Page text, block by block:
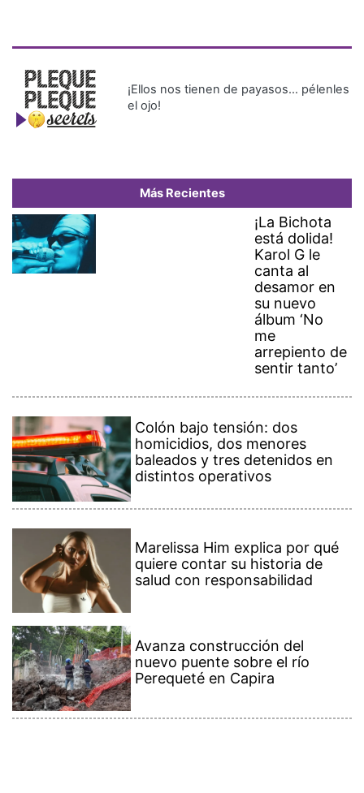
¡Ellos nos tienen de payasos… pélenles
el ojo!
Más Recientes
¡La Bichota
está dolida!
Karol G le
canta al
desamor en
su nuevo
álbum ‘No
me
arrepiento de
sentir tanto’
Colón bajo tensión: dos
homicidios, dos menores
baleados y tres detenidos en
distintos operativos
Marelissa Him explica por qué
quiere contar su historia de
salud con responsabilidad
Avanza construcción del
nuevo puente sobre el río
Perequeté en Capira